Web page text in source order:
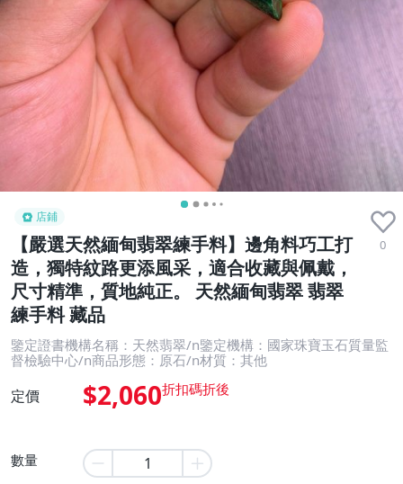
店鋪
【嚴選天然緬甸翡翠練手料】邊角料巧工打
造，獨特紋路更添風采，適合收藏與佩戴，
尺寸精準，質地純正。 天然緬甸翡翠 翡翠
練手料 藏品
0
鑒定證書機構名稱：天然翡翠/n鑒定機構：國家珠寶玉石質量監
督檢驗中心/n商品形態：原石/n材質：其他
定價 $2,060
數量